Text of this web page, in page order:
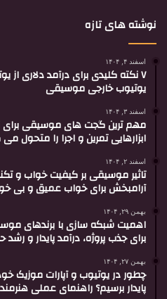
نوشته های تازه
اسفند ۴, ۱۴۰۴
۷ نکته کلیدی برای درآمد دلاری
یوتیوب خارجی موسیقی
اسفند ۳, ۱۴۰۴
مهم ترین گجت های موسیقی برای
ابزارهایی تمرین و اجرا را متحول
اسفند ۲, ۱۴۰۴
تاثیر موسیقی بر کیفیت خواب و
آرامبخش برای خواب عمیق و بی
بهمن ۲۹, ۱۴۰۴
اهمیت شبکه سازی با برندهای
برای جذب پروژه، درآمد پایدار و رشد
بهمن ۲۷, ۱۴۰۴
چطور در یوتیوب و آپارات موزیک
پایدار برسیم؟ راهنمای عملی